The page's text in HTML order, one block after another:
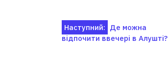
Навігація
Наступний: Де можна
відпочити ввечері в Алушті?